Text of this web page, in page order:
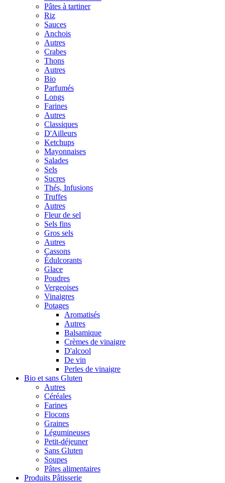
Pâtes à tartiner
Riz
Sauces
Anchois
Autres
Crabes
Thons
Autres
Bio
Parfumés
Longs
Farines
Autres
Classiques
D'Ailleurs
Ketchups
Mayonnaises
Salades
Sels
Sucres
Thés, Infusions
Truffes
Autres
Fleur de sel
Sels fins
Gros sels
Autres
Cassons
Édulcorants
Glace
Poudres
Vergeoises
Vinaigres
Potages
Aromatisés
Autres
Balsamique
Crèmes de vinaigre
D'alcool
De vin
Perles de vinaigre
Bio et sans Gluten
Autres
Céréales
Farines
Flocons
Graines
Légumineuses
Petit-déjeuner
Sans Gluten
Soupes
Pâtes alimentaires
Produits Pâtisserie